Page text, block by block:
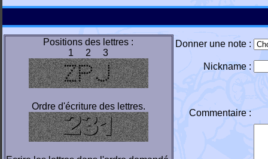
Positions des lettres :
1 2 3
Ordre d'écriture des lettres.
Donner une note :
Nickname :
Commentaire :